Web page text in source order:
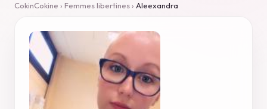
CokinCokine › Femmes libertines› Aleexandra